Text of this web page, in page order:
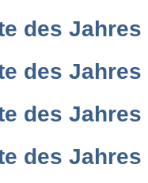
des Jahres
des Jahres
des Jahres
des Jahres